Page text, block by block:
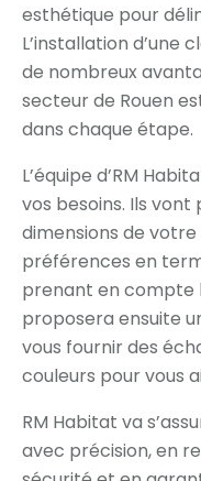
esthétique pour
L’installation d’une
de nombreux
secteur de Rouen
dans chaque étape.
L’équipe d’RM
vos besoins. Ils
dimensions de
préférences en
prenant en compte
proposera ensuite
vous fournir des
couleurs pour vous
RM Habitat va
avec précision, en